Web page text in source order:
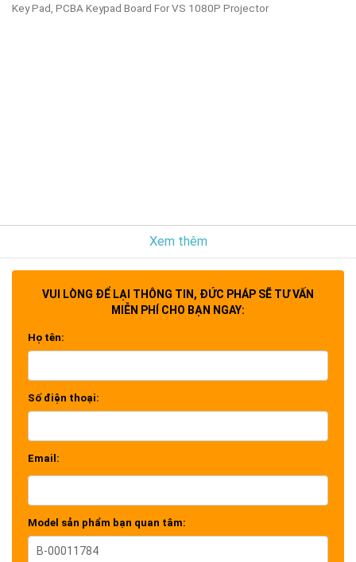
Key Pad, PCBA Keypad Board For VS 1080P Projector
Xem thêm
VUI LÒNG ĐỂ LẠI THÔNG TIN, ĐỨC PHÁP SẼ TƯ VẤN
MIỄN PHÍ CHO BẠN NGAY:
Họ tên:
Số điện thoại:
Email:
Model sản phẩm bạn quan tâm: